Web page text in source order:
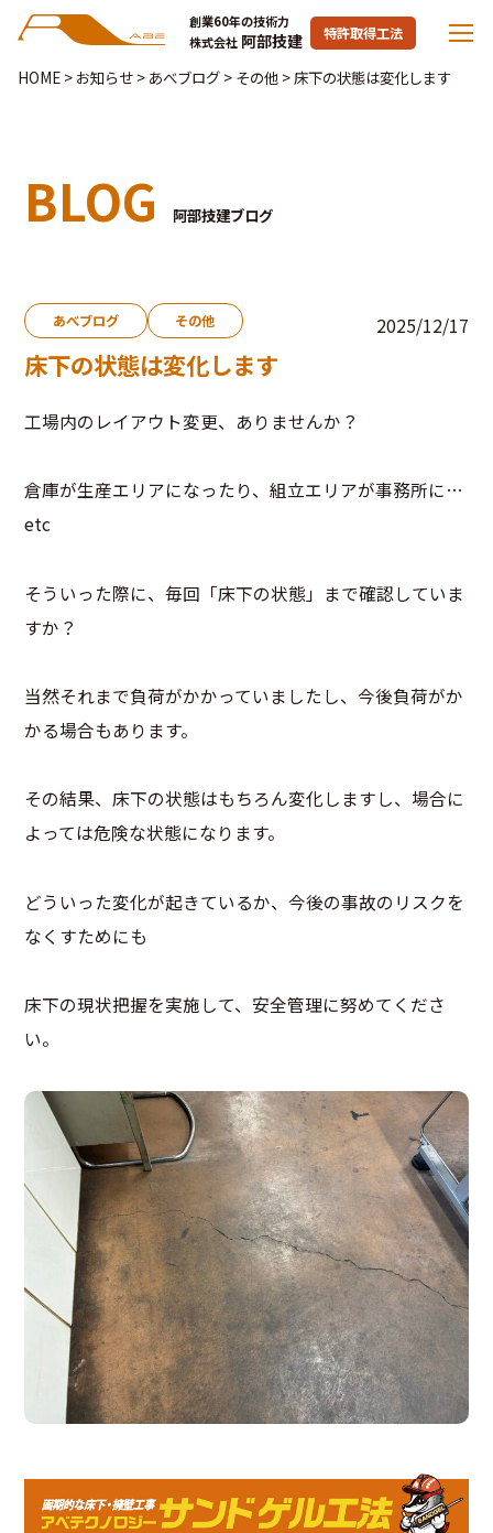
創業60年の技術力
株式会社 阿部技建 特許取得工法
HOME> お知らせ> あべブログ> その他>床下の状態は変化します
BLOG 阿部技建ブログ
あべブログ その他 2025/12/17
床下の状態は変化します
工場内のレイアウト変更、ありませんか？
倉庫が生産エリアになったり、組立エリアが事務所に…
etc
そういった際に、毎回「床下の状態」まで確認していま
すか？
当然それまで負荷がかかっていましたし、今後負荷がか
かる場合もあります。
その結果、床下の状態はもちろん変化しますし、場合に
よっては危険な状態になります。
どういった変化が起きているか、今後の事故のリスクを
なくすためにも
床下の現状把握を実施して、安全管理に努めてくださ
い。